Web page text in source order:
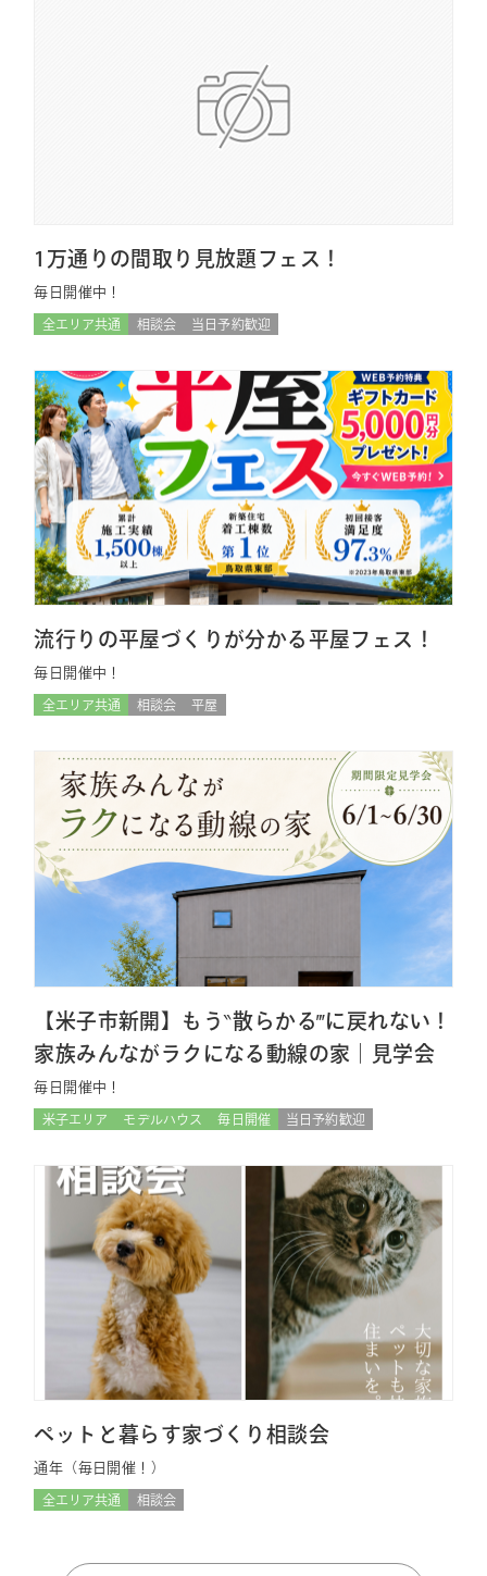
1万通りの間取り見放題フェス！
毎日開催中！
全エリア共通 相談会 当日予約歓迎
流行りの平屋づくりが分かる平屋フェス！
毎日開催中！
全エリア共通 相談会 平屋
【米子市新開】もう‶散らかる‴に戻れない！
家族みんながラクになる動線の家｜見学会
毎日開催中！
米子エリア モデルハウス 毎日開催 当日予約歓迎
ペットと暮らす家づくり相談会
通年（毎日開催！）
全エリア共通 相談会